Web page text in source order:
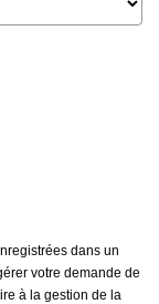
dans un
votre demande de
à la gestion de la